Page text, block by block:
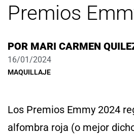
Premios
POR MARI CARMEN
16/01/2024
MAQUILLAJE
Los Premios Emmy 2024
alfombra roja (o mejor